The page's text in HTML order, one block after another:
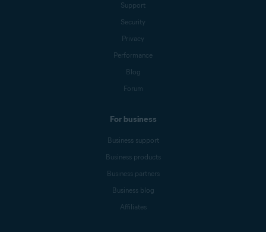
Support
Security
Privacy
Performance
Blog
Forum
For business
Business support
Business products
Business partners
Business blog
Affiliates